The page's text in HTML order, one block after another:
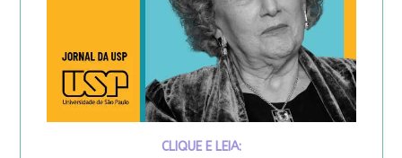
CLIQUE E LEIA: